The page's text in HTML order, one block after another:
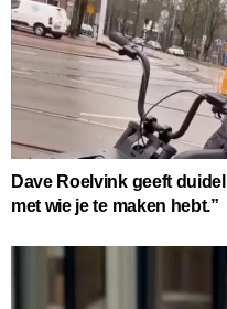
Dave Roelvink geeft
met wie je te maken hebt.”